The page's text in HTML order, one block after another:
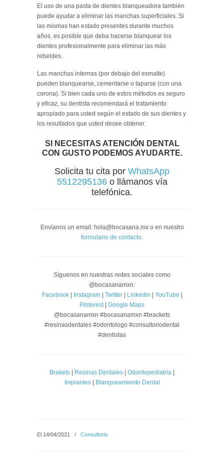
El uso de una pasta de dientes blanqueadora también
puede ayudar a eliminar las manchas superficiales. Si
las mismas han estado presentes durante muchos
años, es posible que deba hacerse blanquear los
dientes profesionalmente para eliminar las más
rebeldes.
Las manchas internas (por debajo del esmalte)
pueden blanquearse, cementarse o taparse (con una
corona). Si bien cada uno de estos métodos es seguro
y eficaz, su dentista recomendará el tratamiento
apropiado para usted según el estado de sus dientes y
los resultados que usted desee obtener.
SI NECESITAS ATENCIÓN DENTAL
CON GUSTO PODEMOS AYUDARTE.
Solicita tu cita por WhatsApp
5512295136o llámanos vía
telefónica.
Envíanos un email: hola@bocasana.mx o en nuestro
formulario de contacto.
Síguenos en nuestras redes sociales como
@bocasanamxn:
Facebook| Instagram| Twitter| Linkedin YouTube
Pinterest Google Maps
@bocasanamxn #bocasanamxn #brackets
#resinasdentales #odontologo #consultoriodental
#dentistas
Brakets Resinas Dentales Odontopediatría
Implantes| Blanqueamiento Dental
El 14/04/2021 / Consultorio